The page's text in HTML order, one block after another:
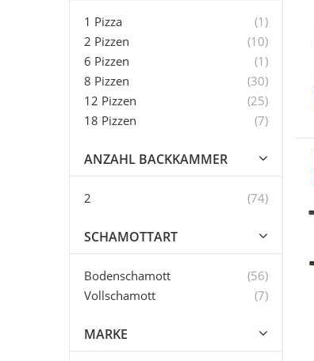
1 Pizza 1 Artikel
2 Pizzen
10Artikel
6 Pizzen
1 Artikel
8 Pizzen
30Artikel
12 Pizzen
25Artikel
18 Pizzen
7Artikel
ANZAHL BACKKAMMER
2 74Artikel
SCHAMOTTART
Bodenschamott 56Artikel
Vollschamott
7Artikel
MARKE